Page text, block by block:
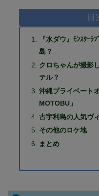
目
『水ダウ』ﾓﾝｽﾀｰﾗ
島？
クロちゃんが撮影
テル？
沖縄プライベート
MOTOBU」
古宇利島の人気ヴ
その他のロケ地
まとめ